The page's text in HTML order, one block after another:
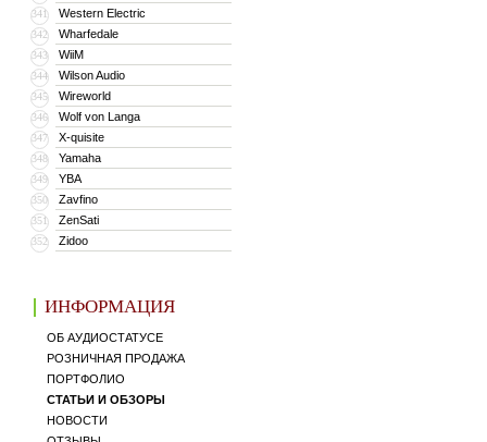
341 Western Electric
342 Wharfedale
343 WiiM
344 Wilson Audio
345 Wireworld
346 Wolf von Langa
347 X-quisite
348 Yamaha
349 YBA
350 Zavfino
351 ZenSati
352 Zidoo
ИНФОРМАЦИЯ
ОБ АУДИОСТАТУСЕ
РОЗНИЧНАЯ ПРОДАЖА
ПОРТФОЛИО
СТАТЬИ И ОБЗОРЫ
НОВОСТИ